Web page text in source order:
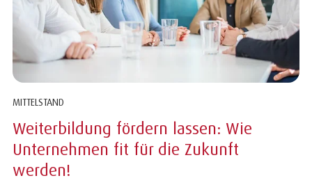
MITTELSTAND
Weiterbildung fördern lassen: Wie
Unternehmen fit für die Zukunft
werden!